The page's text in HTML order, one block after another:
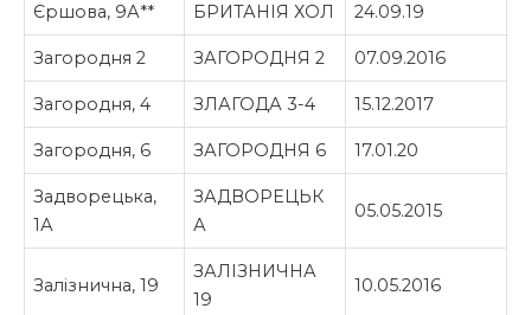
Єршова, 9А** БРИТАНІЯ ХОЛ 24.09.19
Загородня 2 ЗАГОРОДНЯ 2 07.09.2016
Загородня, 4 ЗЛАГОДА 3-4 15.12.2017
Загородня, 6 ЗАГОРОДНЯ 6 17.01.20
Задворецька,
1А
ЗАДВОРЕЦЬК
А
05.05.2015
Залізнична, 19
ЗАЛІЗНИЧНА
19
10.05.2016